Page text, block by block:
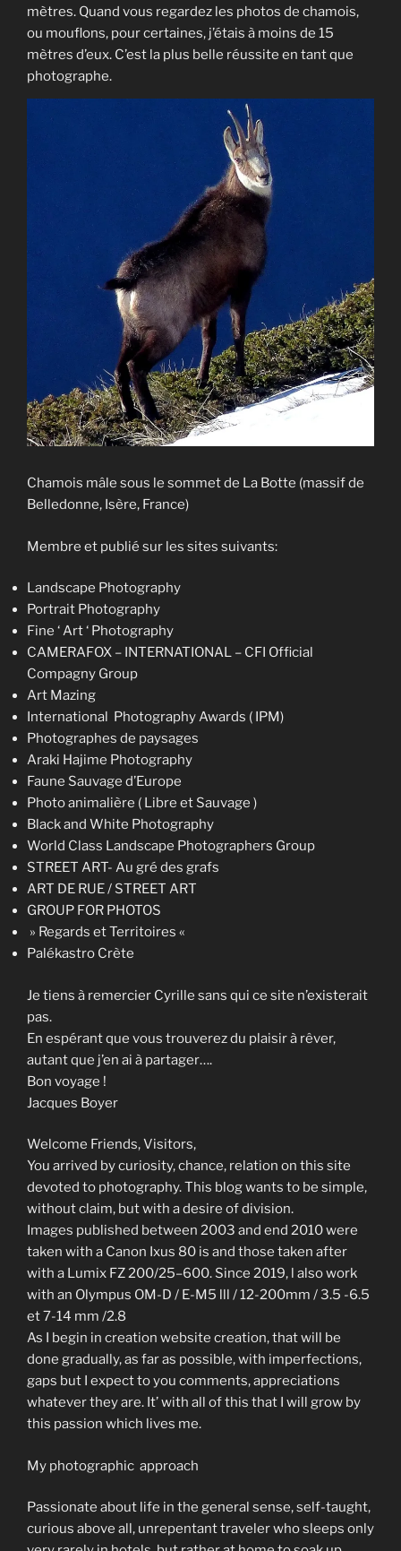
mètres. Quand vous regardez les photos de chamois,
ou mouflons, pour certaines, j’étais à moins de 15
mètres d’eux. C’est la plus belle réussite en tant que
photographe.
Chamois mâle sous le sommet de La Botte (massif de
Belledonne, Isère, France)
Membre et publié sur les sites suivants:
Landscape Photography
Portrait Photography
Fine ‘ Art ‘ Photography
CAMERAFOX – INTERNATIONAL – CFI Official
Compagny Group
Art Mazing
International Photography Awards ( IPM)
Photographes de paysages
Araki Hajime Photography
Faune Sauvage d’Europe
Photo animalière ( Libre et Sauvage )
Black and White Photography
World Class Landscape Photographers Group
STREET ART- Au gré des grafs
ART DE RUE / STREET ART
GROUP FOR PHOTOS
» Regards et Territoires «
Palékastro Crète
Je tiens à remercier Cyrille sans qui ce site n’existerait
pas.
En espérant que vous trouverez du plaisir à rêver,
autant que j’en ai à partager….
Bon voyage !
Jacques Boyer
Welcome Friends,Visitors,
You arrived bycuriosity,chance, relation on this site
devoted to photography.This blogwants to be simple,
withoutclaim, butwith adesire ofdivision.
mages published between 2003 and end 2010were
taken with a Canon Ixus 80 is and those taken after
with a Lumix FZ200/25–600. Since 2019, l also work
with an Olympus OM-D / E-M5 lll / 12-200mm / 3.5 -6.5
et 7-14 mm /2.8
As
begin in creation website creation,thatwill be
done gradually,as far as possible,with imperfections,
gaps but expecttoyou comments,appreciations
whatevertheyare. It’ with all of this that will grow by
this passion which lives me.
My photographic approach
Passionate about life in the general sense, self-taught,
curious above all, unrepentant traveler who sleeps only